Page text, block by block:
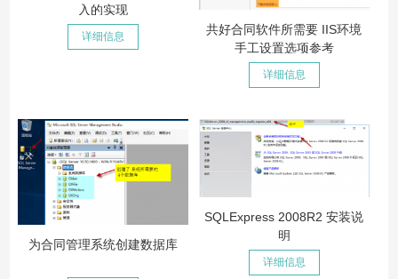
入的实现
详细信息
共好合同软件所需要 IIS环境
手工设置选项参考
详细信息
为合同管理系统创建数据库
SQLExpress 2008R2 安装说
明
详细信息